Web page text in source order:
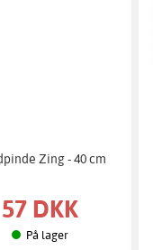
Zing - 40 cm
57 DKK
På lager